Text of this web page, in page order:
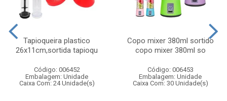
Tapioqueira plastico
26x11cm,sortida tapioqu
Código: 006452
Embalagem: Unidade
Caixa Com: 24 Unidade(s)
Copo mixer 380ml sortido
copo mixer 380ml so
Código: 006453
Embalagem: Unidade
Caixa Com: 30 Unidade(s)